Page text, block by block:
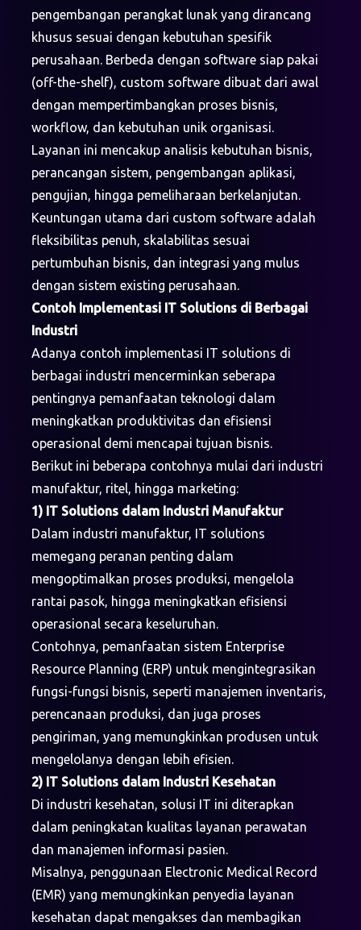
pengembangan perangkat lunak yang dirancang
khusus sesuai dengan kebutuhan spesifik
perusahaan. Berbeda dengan software siap pakai
(off-the-shelf), custom software dibuat dari awal
dengan mempertimbangkan proses bisnis,
workflow, dan kebutuhan unik organisasi.
Layanan ini mencakup analisis kebutuhan bisnis,
perancangan sistem, pengembangan aplikasi,
pengujian, hingga pemeliharaan berkelanjutan.
Keuntungan utama dari custom software adalah
fleksibilitas penuh, skalabilitas sesuai
pertumbuhan bisnis, dan integrasi yang mulus
dengan sistem existing perusahaan.
Contoh Implementasi IT Solutions di Berbagai
Industri
Adanya contoh implementasi IT solutions di
berbagai industri mencerminkan seberapa
pentingnya pemanfaatan teknologi dalam
meningkatkan produktivitas dan efisiensi
operasional demi mencapai tujuan bisnis.
Berikut ini beberapa contohnya mulai dari industri
manufaktur, ritel, hingga marketing:
1) IT Solutions dalam Industri Manufaktur
Dalam industri manufaktur, IT solutions
memegang peranan penting dalam
mengoptimalkan proses produksi, mengelola
rantai pasok, hingga meningkatkan efisiensi
operasional secara keseluruhan.
Contohnya, pemanfaatan sistem Enterprise
Resource Planning (ERP) untuk mengintegrasikan
fungsi-fungsi bisnis, seperti manajemen inventaris,
perencanaan produksi, dan juga proses
pengiriman, yang memungkinkan produsen untuk
mengelolanya dengan lebih efisien.
2) IT Solutions dalam Industri Kesehatan
Di industri kesehatan, solusi IT ini diterapkan
dalam peningkatan kualitas layanan perawatan
dan manajemen informasi pasien.
Misalnya, penggunaan Electronic Medical Record
(EMR) yang memungkinkan penyedia layanan
kesehatan dapat mengakses dan membagikan